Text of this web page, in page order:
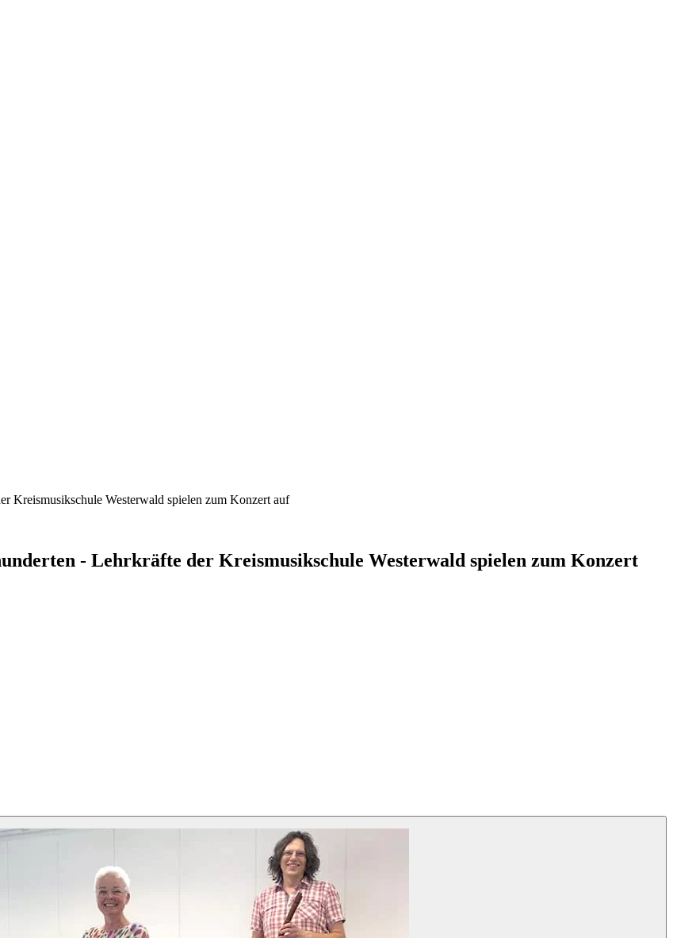
Kreismusikschule Westerwald spielen zum Konzert auf
- Lehrkräfte der Kreismusikschule Westerwald spielen zum Konzert